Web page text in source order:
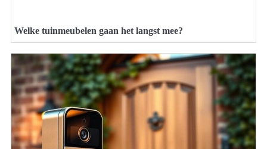
Welke tuinmeubelen gaan het langst mee?